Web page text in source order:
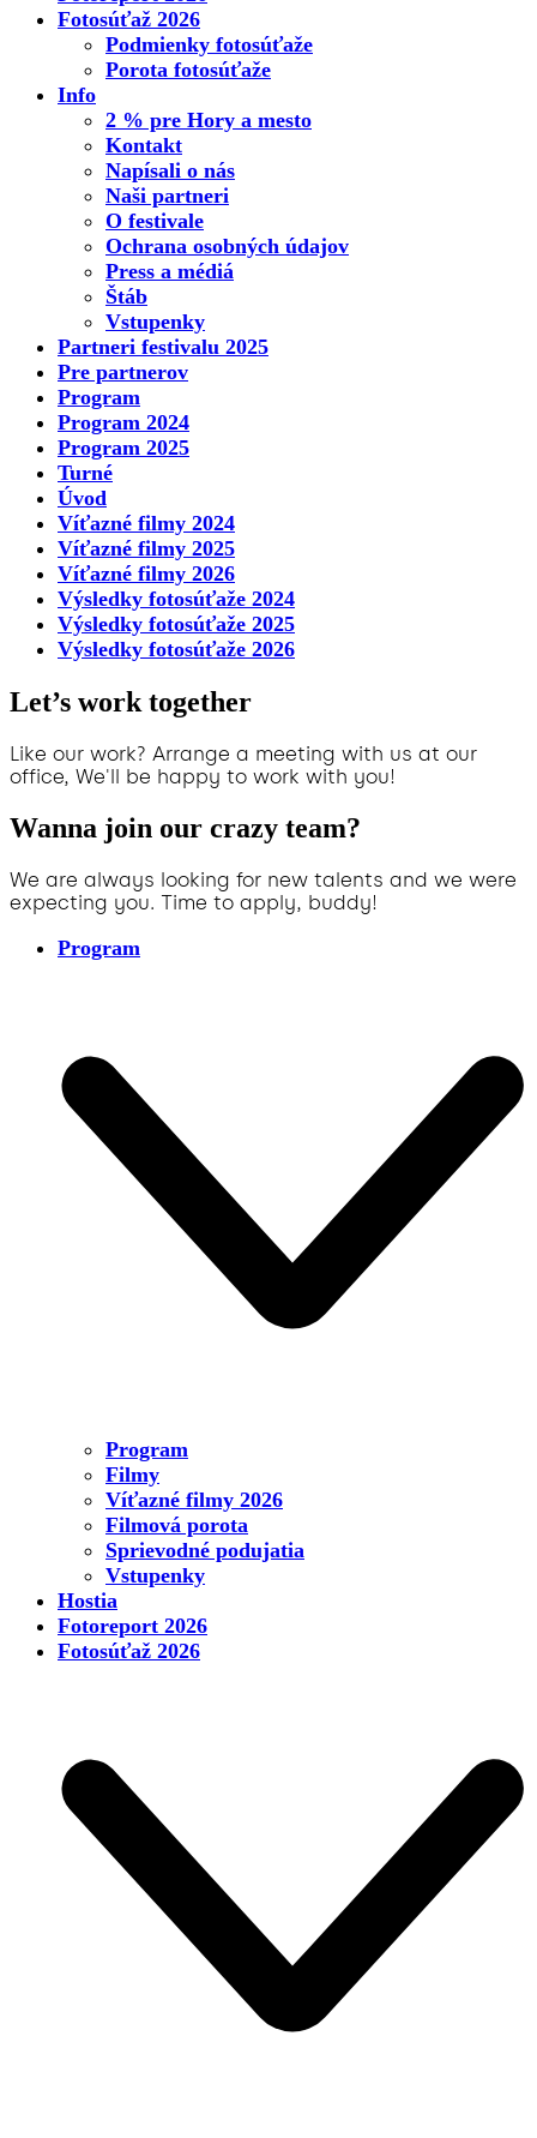
Fotosúťaž 2026
Podmienky fotosúťaže
Porota fotosúťaže
Info
2 % pre Hory a mesto
Kontakt
Napísali o nás
Naši partneri
O festivale
Ochrana osobných údajov
Press a médiá
Štáb
Vstupenky
Partneri festivalu 2025
Pre partnerov
Program
Program 2024
Program 2025
Turné
Úvod
Víťazné filmy 2024
Víťazné filmy 2025
Víťazné filmy 2026
Výsledky fotosúťaže 2024
Výsledky fotosúťaže 2025
Výsledky fotosúťaže 2026
Let’s work together
Like our work? Arrange a meeting with us at our
office, We'll be happy to work with you!
Wanna join our crazy team?
We are always looking for new talents and we were
expecting you. Time to apply, buddy!
Program
Program
Filmy
Víťazné filmy 2026
Filmová porota
Sprievodné podujatia
Vstupenky
Hostia
Fotoreport 2026
Fotosúťaž 2026